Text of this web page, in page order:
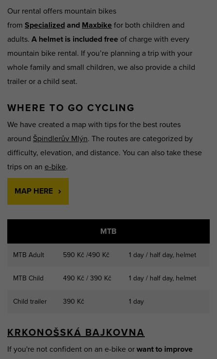
Our rental offers mountain bikes
from Specialized and Maxbike for both children and
adults. A helmet is included free of charge with every
mountain bike rental. If you’re planning a trip with your
whole family and small children, we also provide a child
trailer or a child seat.
WHERE TO GO CYCLING
We have created a map with tips for the best routes
around Špindlerův Mlýn. The routes are categorized by
difficulty, elevation, and distance. You can also take these
trips on an e-bike.
MAP HERE
MTB
MTB Adult 590 Kč /490 Kč 1 day / half day, helmet
MTB Child 490 Kč / 390 Kč 1 day / half day, helmet
Child trailer 390 Kč 1 day
KRKONOŠSKÁ BAJKOVNA
If you're not confident on an e-bike or want to improve